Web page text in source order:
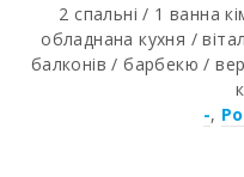
2 спальні / 1 ванна
обладнана кухня /
балконів / барбекю /
-,